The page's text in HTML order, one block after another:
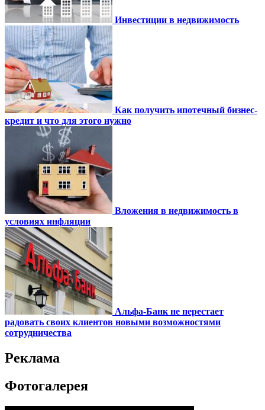
Инвестиции в недвижимость
Как получить ипотечный бизнес-
кредит и что для этого нужно
Вложения в недвижимость в
условиях инфляции
Альфа-Банк не перестает
радовать своих клиентов новыми возможностями
сотрудничества
Реклама
Фотогалерея